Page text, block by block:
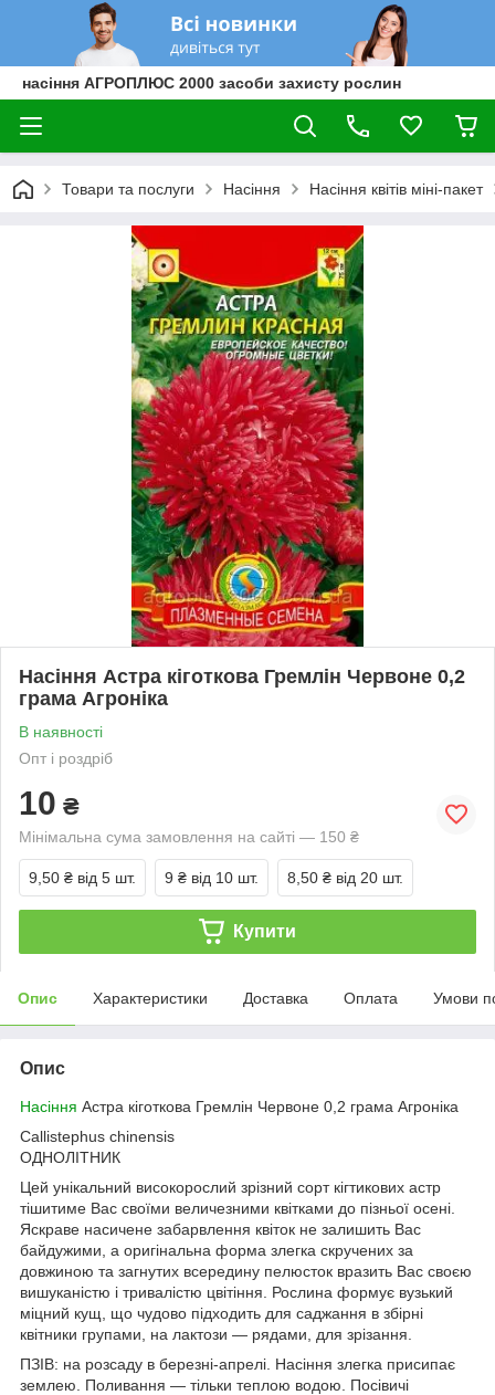
насіння АГРОПЛЮС 2000 засоби захисту рослин
Товари та послуги Насіння Насіння квітів міні-пакет
Насіння Астра кіготкова Гремлін Червоне 0,2
грама Агроніка
В наявності
Опт і роздріб
10 ₴
Мінімальна сума замовлення на сайті — 150 ₴
9,50 ₴ від 5 шт. 9 ₴ від 10 шт. 8,50 ₴ від 20 шт.
Купити
Опис Характеристики Доставка Оплата Умови
Опис
Насіння Астра кіготкова Гремлін Червоне 0,2 грама Агроніка
Callistephus chinensis
ОДНОЛІТНИК
Цей унікальний високорослий зрізний сорт кігтикових астр
тішитиме Вас своїми величезними квітками до пізньої осені.
Яскраве насичене забарвлення квіток не залишить Вас
байдужими, а оригінальна форма злегка скручених за
довжиною та загнутих всередину пелюсток вразить Вас своєю
вишуканістю і тривалістю цвітіння. Рослина формує вузький
міцний кущ, що чудово підходить для саджання в збірні
квітники групами, на лактози — рядами, для зрізання.
ПЗІВ: на розсаду в березні-апрелі. Насіння злегка присипає
землею. Поливання — тільки теплою водою. Посівичі